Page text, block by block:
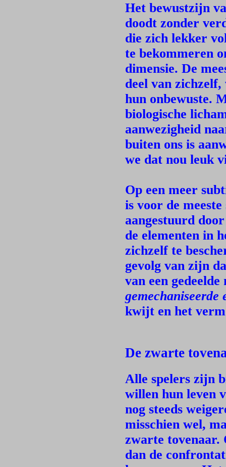
Het bewustzijn
doodt zonder
die zich lekker
te bekommeren
dimensie. De
deel van
hun onbewuste.
biologische
aanwezigheid
buiten ons is
we dat nou leuk
Op een meer
is voor de
aangestuurd
de elementen in
zichzelf te
gevolg van zijn
van een
gemechaniseerde
kwijt en het
De zwarte
Alle spelers zijn
willen hun leven
nog steeds
misschien wel,
zwarte tovenaar.
dan de